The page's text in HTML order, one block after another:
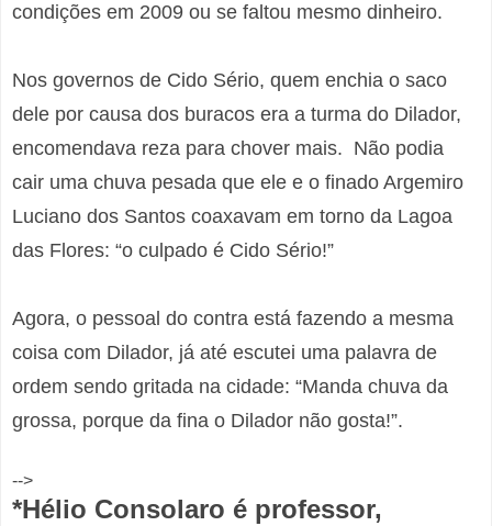
condições em 2009 ou se faltou mesmo dinheiro.
Nos governos de Cido Sério, quem enchia o saco
dele por causa dos buracos era a turma do Dilador,
encomendava reza para chover mais. Não podia
cair uma chuva pesada que ele e o finado Argemiro
Luciano dos Santos coaxavam em torno da Lagoa
das Flores: “o culpado é Cido Sério!”
Agora, o pessoal do contra está fazendo a mesma
coisa com Dilador, já até escutei uma palavra de
ordem sendo gritada na cidade: “Manda chuva da
grossa, porque da fina o Dilador não gosta!”.
-->
*Hélio Consolaro é professor,